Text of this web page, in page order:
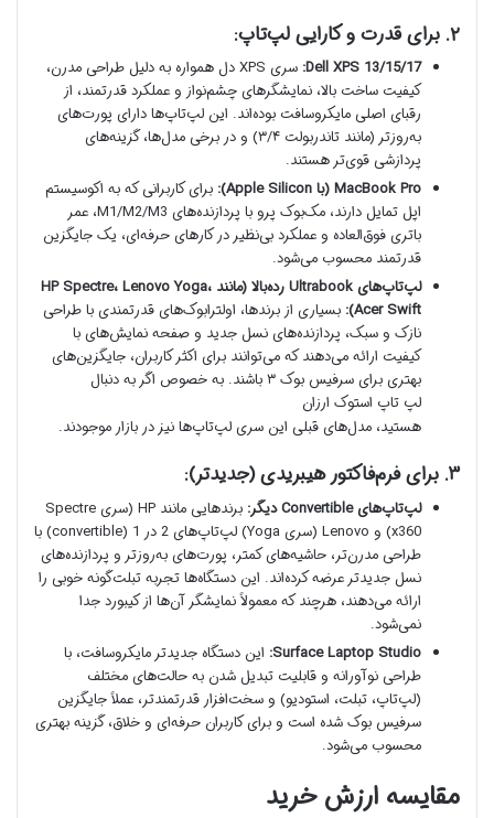
۲. برای قدرت و کارایی لپ‌تاپ:
Dell XPS 13/15/17:
سری XPS دل همواره به دلیل طراحی مدرن،
کیفیت ساخت بالا، نمایشگرهای چشم‌نواز و عملکرد قدرتمند، از
رقبای اصلی مایکروسافت بوده‌اند. این لپ‌تاپ‌ها دارای پورت‌های
به‌روزتر (مانند تاندربولت ۳/۴) و در برخی مدل‌ها، گزینه‌های
پردازشی قوی‌تر هستند.
MacBook Pro (با Apple Silicon):
برای کاربرانی که به اکوسیستم
اپل تمایل دارند، مک‌بوک پرو با پردازنده‌های M1/M2/M3، عمر
باتری فوق‌العاده و عملکرد بی‌نظیر در کارهای حرفه‌ای، یک جایگزین
قدرتمند محسوب می‌شود.
لپ‌تاپ‌های Ultrabook رده‌بالا (مانند HP Spectre، Lenovo Yoga،
Acer Swift): بسیاری از برندها، اولترابوک‌های قدرتمندی با طراحی
نازک و سبک، پردازنده‌های نسل جدید و صفحه نمایش‌های با
کیفیت ارائه می‌دهند که می‌توانند برای اکثر کاربران، جایگزین‌های
بهتری برای سرفیس بوک ۳ باشند. به خصوص اگر به دنبال
لپ تاپ استوک ارزان
هستید، مدل‌های قبلی این سری لپ‌تاپ‌ها نیز در بازار موجودند.
۳. برای فرم‌فاکتور هیبریدی (جدیدتر):
لپ‌تاپ‌های Convertible دیگر:
برندهایی مانند HP (سری Spectre
x360) و Lenovo (سری Yoga) لپ‌تاپ‌های 2 در 1 (convertible) با
طراحی مدرن‌تر، حاشیه‌های کمتر، پورت‌های به‌روزتر و پردازنده‌های
نسل جدیدتر عرضه کرده‌اند. این دستگاه‌ها تجربه تبلت‌گونه خوبی را
ارائه می‌دهند، هرچند که معمولاً نمایشگر آن‌ها از کیبورد جدا
نمی‌شود.
Surface Laptop Studio: این دستگاه جدیدتر مایکروسافت، با
طراحی نوآورانه و قابلیت تبدیل شدن به حالت‌های مختلف
(لپ‌تاپ، تبلت، استودیو) و سخت‌افزار قدرتمندتر، عملاً جایگزین
سرفیس بوک شده است و برای کاربران حرفه‌ای و خلاق، گزینه بهتری
محسوب می‌شود.
مقایسه ارزش خرید